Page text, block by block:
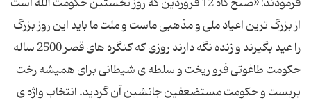
فرمودند: «صبح گاه 12 فروردین كه روز نخستین حكومت الله است
از بزرگ ترین اعیاد ملی و مذهبی ماست و ملت ما باید این روز بزرگ
را عید بگیرند و زنده نگه دارند روزی كه كنگره های قصر 2500 ساله
حكومت طاغوتی فرو ریخت و سلطه ی شیطانی برای همیشه رخت
بربست و حكومت مستضعفین جانشین آن گردید. انتخاب واژه ی